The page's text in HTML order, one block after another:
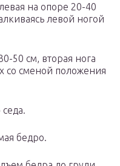
на опоре 20-40
левой ногой
50 см, вторая нога
со сменой положения
бедро.